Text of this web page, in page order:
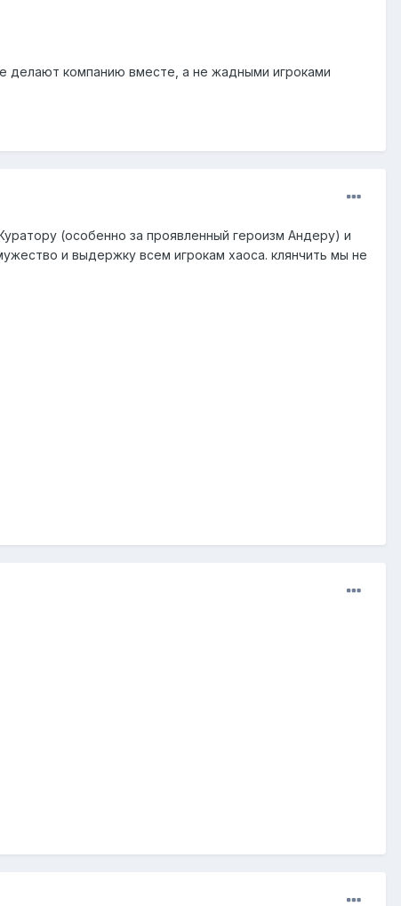
делают компанию вместе, а не жадными игроками
(особенно за проявленный героизм Андеру) и
и выдержку всем игрокам хаоса. клянчить мы не